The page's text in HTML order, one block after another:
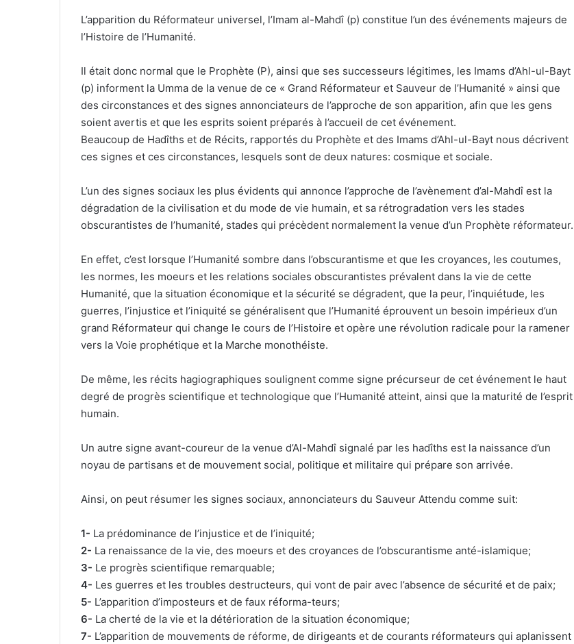
L’apparition du Réformateur universel, l’Imam al-Mahdî (p) constitue l’un des événements majeurs de
l’Histoire de l’Humanité.
Il était donc normal que le Prophète (P), ainsi que ses successeurs légitimes, les Imams d’Ahl-ul-Bayt
(p) informent la Umma de la venue de ce « Grand Réformateur et Sauveur de l’Humanité » ainsi que
des circonstances et des signes annonciateurs de l’approche de son apparition, afin que les gens
soient avertis et que les esprits soient préparés à l’accueil de cet événement.
Beaucoup de Hadîths et de Récits, rapportés du Prophète et des Imams d’Ahl-ul-Bayt nous décrivent
ces signes et ces circonstances, lesquels sont de deux natures: cosmique et sociale.
L’un des signes sociaux les plus évidents qui annonce l’approche de l’avènement d’al-Mahdî est la
dégradation de la civilisation et du mode de vie humain, et sa rétrogradation vers les stades
obscurantistes de l’humanité, stades qui précèdent normalement la venue d’un Prophète réformateur.
En effet, c’est lorsque l’Humanité sombre dans l’obscurantisme et que les croyances, les coutumes,
les normes, les moeurs et les relations sociales obscurantistes prévalent dans la vie de cette
Humanité, que la situation économique et la sécurité se dégradent, que la peur, l’inquiétude, les
guerres, l’injustice et l’iniquité se généralisent que l’Humanité éprouvent un besoin impérieux d’un
grand Réformateur qui change le cours de l’Histoire et opère une révolution radicale pour la ramener
vers la Voie prophétique et la Marche monothéiste.
De même, les récits hagiographiques soulignent comme signe précurseur de cet événement le haut
degré de progrès scientifique et technologique que l’Humanité atteint, ainsi que la maturité de l’esprit
humain.
Un autre signe avant-coureur de la venue d’Al-Mahdî signalé par les hadîths est la naissance d’un
noyau de partisans et de mouvement social, politique et militaire qui prépare son arrivée.
Ainsi, on peut résumer les signes sociaux, annonciateurs du Sauveur Attendu comme suit:
1- La prédominance de l’injustice et de l’iniquité;
2- La renaissance de la vie, des moeurs et des croyances de l’obscurantisme anté-islamique;
3- Le progrès scientifique remarquable;
4- Les guerres et les troubles destructeurs, qui vont de pair avec l’absence de sécurité et de paix;
5- L’apparition d’imposteurs et de faux réforma-teurs;
6- La cherté de la vie et la détérioration de la situation économique;
7- L’apparition de mouvements de réforme, de dirigeants et de courants réformateurs qui aplanissent